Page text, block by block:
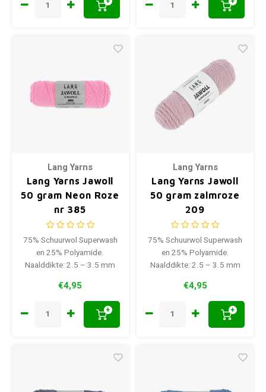
Lang Yarns
Lang Yarns Jawoll
50 gram Neon Roze
nr 385
75% Schuurwol Superwash
en 25% Polyamide.
Naalddikte: 2.5 – 3.5 mm
€4,95
+
Lang Yarns
Lang Yarns Jawoll
50 gram zalmroze
209
75% Schuurwol Superwash
en 25% Polyamide.
Naalddikte: 2.5 – 3.5 mm
€4,95
+